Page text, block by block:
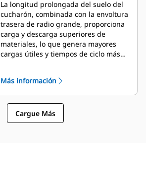
La longitud prolongada del suelo del
cucharón, combinada con la envoltura
trasera de radio grande, proporciona
carga y descarga superiores de
materiales, lo que genera mayores
cargas útiles y tiempos de ciclo más
Más información
Cargue Más